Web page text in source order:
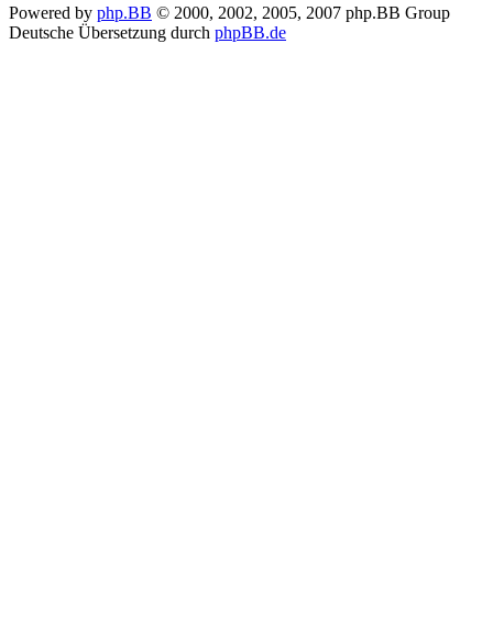
Powered by php.BB © 2000, 2002, 2005, 2007 php.BB Group
Deutsche Übersetzung durch phpBB.de